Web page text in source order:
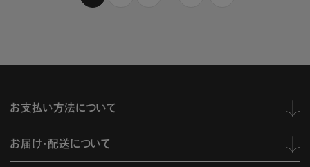
お支払い方法について
お届け・配送について